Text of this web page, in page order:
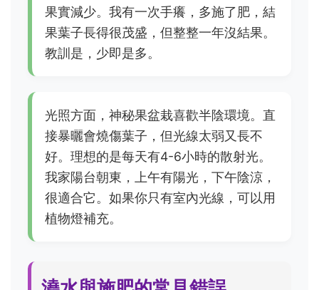
果實減少。我有一次手癢，多施了肥，結
果葉子長得很茂盛，但整整一年沒結果。
教訓是，少即是多。
光照方面，神秘果盆栽喜歡半陰環境。直
接暴曬會燒傷葉子，但光線太弱又長不
好。理想的是每天有4-6小時的散射光。
我家陽台朝東，上午有陽光，下午陰涼，
很適合它。如果你只有室內光線，可以用
植物燈補充。